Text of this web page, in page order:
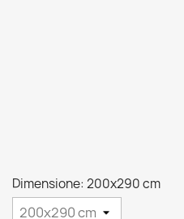
Dimensione: 200x290 cm